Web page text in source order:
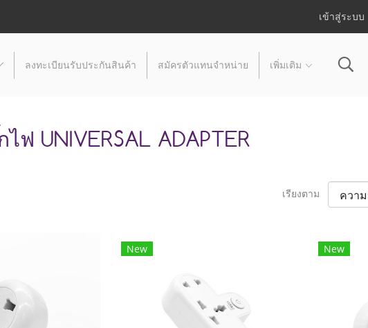
เข้าสู่ระบบ
ลงทะเบียนรับประกันสินค้า สมัครตัวแทนจำหน่าย เพิ่มเติม
ไฟ UNIVERSAL ADAPTER
เรียงตาม
New New